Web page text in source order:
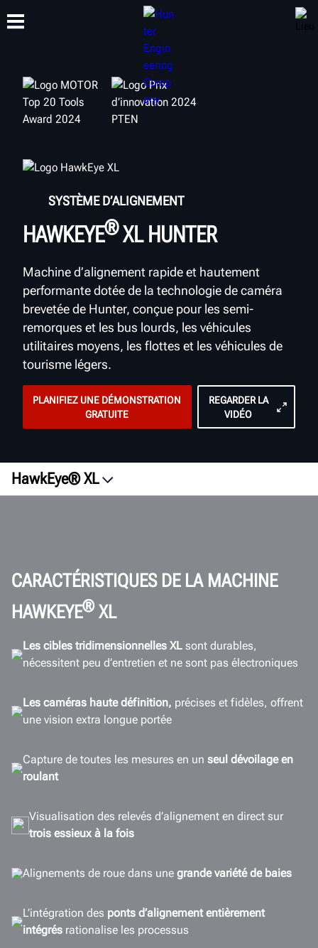
PRODUITS ASSISTANCE
FORMATION
SYSTÈME D’ALIGNEMENT
HAWKEYE®XL HUNTER
Machine d’alignement rapide et hautement
performante dotée de la technologie de caméra
brevetée de Hunter, conçue pour les semi-
remorques et les bus lourds, les véhicules
utilitaires moyens, les flottes et les véhicules de
tourisme légers.
PLANIFIEZ UNE DÉMONSTRATION
GRATUITE
REGARDER LA
VIDÉO
HawkEye® XL
Cibles de roue
Logiciels
Espace de travail
Configurations
Options
Connectivité
Documents
CARACTÉRISTIQUES DE LA MACHINE
HAWKEYE® XL
Les cibles tridimensionnelles XL sont durables,
nécessitent peu d’entretien et ne sont pas électroniques
Les caméras haute définition, précises et fidèles, offrent
une vision extra longue portée
Capture de toutes les mesures en un seul dévoilage en
roulant
Visualisation des relevés d’alignement en direct sur
trois essieux à la fois
Alignements de roue dans une grande variété de baies
L’intégration des ponts d’alignement entièrement
intégrés rationalise les processus